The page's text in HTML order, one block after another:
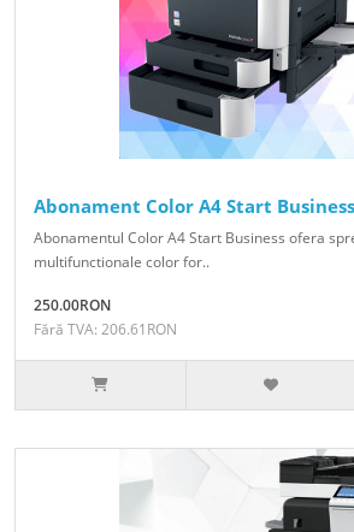
Abonament Color A4 Start Business
Abonamentul Color A4 Start Business ofera
multifunctionale color for..
250.00RON
Fără TVA: 206.61RON